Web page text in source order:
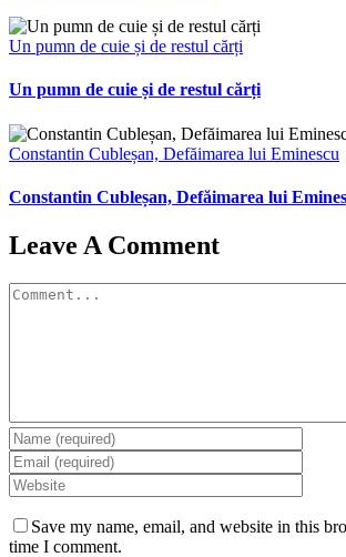
Un pumn de cuie și de restul cărți
Un pumn de cuie și de restul cărți
Constantin Cubleșan, Defăimarea lui Eminescu
Constantin Cubleșan, Defăimarea lui
Leave A Comment
Comment
Save my name, email, and website in this
time I comment.